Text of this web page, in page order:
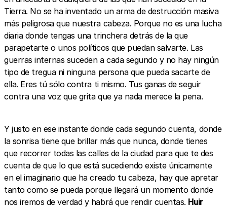
Tierra. No se ha inventado un arma de destrucción masiva
más peligrosa que nuestra cabeza. Porque no es una lucha
diaria donde tengas una trinchera detrás de la que
parapetarte o unos políticos que puedan salvarte. Las
guerras internas suceden a cada segundo y no hay ningún
tipo de tregua ni ninguna persona que pueda sacarte de
ella. Eres tú sólo contra ti mismo. Tus ganas de seguir
contra una voz que grita que ya nada merece la pena.
Y justo en ese instante donde cada segundo cuenta, donde
la sonrisa tiene que brillar más que nunca, donde tienes
que recorrer todas las calles de la ciudad para que te des
cuenta de que lo que está sucediendo existe únicamente
en el imaginario que ha creado tu cabeza, hay que apretar
tanto como se pueda porque llegará un momento donde
nos iremos de verdad y habrá que rendir cuentas. Huir